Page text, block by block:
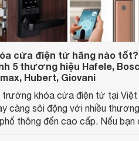
UP-
Máy trợ thính
Giá từ 1.045.000 đ
Có 1 nơi bán
cửa điện tử hãng nào
5 thương hiệu Hafele,
Hubert, Giovani
trường khóa cửa điện tử tại Việt
càng sôi động với nhiều
thông đến cao cấp. Nếu bạn